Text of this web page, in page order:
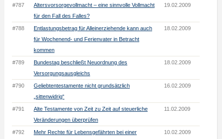
#787
Altersvorsorgevollmacht – eine sinnvolle Vollmacht
für den Fall des Falles?
19.02.2009
#788
Entlastungsbetrag für Alleinerziehende kann auch
für Wochenend- und Ferienvater in Betracht
kommen
18.02.2009
#789
Bundestag beschließt Neuordnung des
Versorgungsausgleichs
18.02.2009
#790
Geliebtentestamente nicht grundsätzlich
„sittenwidrig“
16.02.2009
#791
Alte Testamente von Zeit zu Zeit auf steuerliche
Veränderungen überprüfen
11.02.2009
#792
Mehr Rechte für Lebensgefährten bei einer
10.02.2009